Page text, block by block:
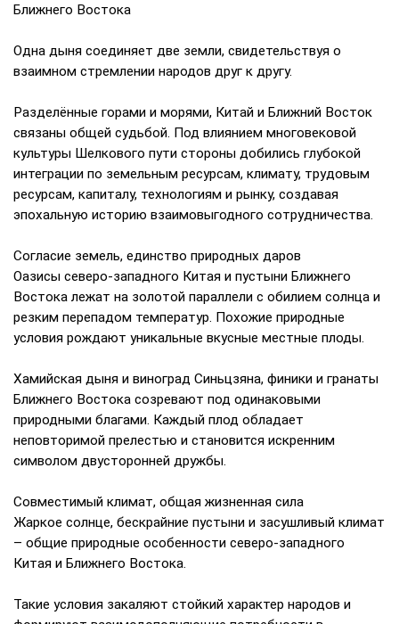
Ближнего Востока
Одна дыня соединяет две земли, свидетельствуя о
взаимном стремлении народов друг к другу.
Разделённые горами и морями, Китай и Ближний Восток
связаны общей судьбой. Под влиянием многовековой
культуры Шелкового пути стороны добились глубокой
интеграции по земельным ресурсам, климату, трудовым
ресурсам, капиталу, технологиям и рынку, создавая
эпохальную историю взаимовыгодного сотрудничества.
Согласие земель, единство природных даров
Оазисы северо-западного Китая и пустыни Ближнего
Востока лежат на золотой параллели с обилием солнца и
резким перепадом температур. Похожие природные
условия рождают уникальные вкусные местные плоды.
Хамийская дыня и виноград Синьцзяна, финики и гранаты
Ближнего Востока созревают под одинаковыми
природными благами. Каждый плод обладает
неповторимой прелестью и становится искренним
символом двусторонней дружбы.
Совместимый климат, общая жизненная сила
Жаркое солнце, бескрайние пустыни и засушливый климат
– общие природные особенности северо-западного
Китая и Ближнего Востока.
Такие условия закаляют стойкий характер народов и